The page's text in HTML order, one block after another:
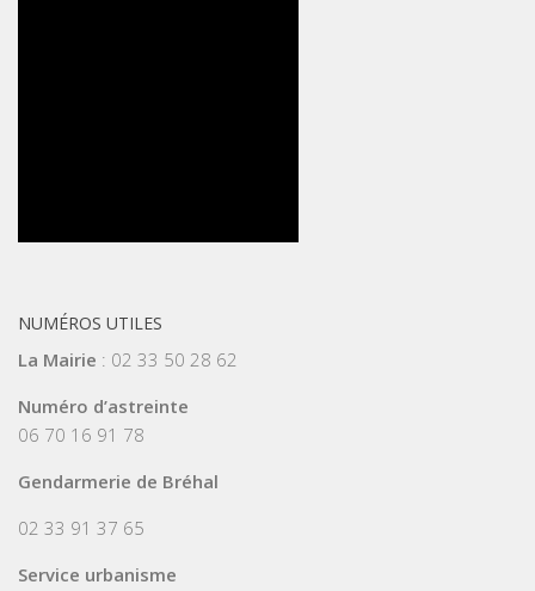
NUMÉROS UTILES
La Mairie : 02 33 50 28 62
Numéro d’astreinte
06 70 16 91 78
Gendarmerie de Bréhal
02 33 91 37 65
Service urbanisme